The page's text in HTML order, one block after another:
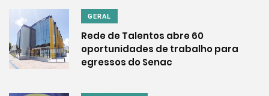
GERAL
Rede de Talentos abre 60
oportunidades de trabalho para
egressos do Senac